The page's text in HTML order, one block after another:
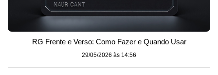
RG Frente e Verso: Como Fazer e Quando Usar
29/05/2026 às 14:56